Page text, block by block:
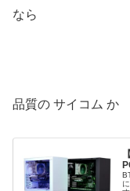
なら
品質の サイコム か